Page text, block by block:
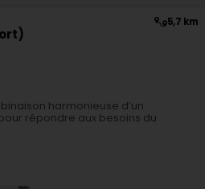
5,7 km
harmonieuse d’un
répondre aux besoins du